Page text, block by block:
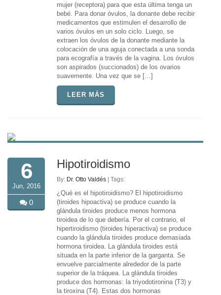
mujer (receptora) para que esta última tenga un
bebé. Para donar óvulos, la donante debe recibir
medicamentos que estimulen el desarrollo de
varios óvulos en un solo ciclo. Luego, se
extraen los óvulos de la donante mediante la
colocación de una aguja conectada a una sonda
para ecografía a través de la vagina. Los óvulos
son aspirados (succionados) de los ovarios
suavemente. Una vez que se […]
LEER MÁS
6
Jun, 2016
0
Hipotiroidismo
By: Dr. Otto Valdés | Tags:
¿Qué es el hipotiroidismo? El hipotiroidismo
(tiroides hipoactiva) se produce cuando la
glándula tiroides produce menos hormona
tiroidea de lo que debería. Por el contrario, el
hipertiroidismo (tiroides hiperactiva) se produce
cuando la glándula tiroides produce demasiada
hormona tiroidea. La glándula tiroides está
situada en la parte inferior de la garganta. Se
envuelve parcialmente alrededor de la parte
superior de la tráquea. La glándula tiroides
produce dos hormonas: la triyodotironina (T3) y
la tiroxina (T4). Estas dos hormonas